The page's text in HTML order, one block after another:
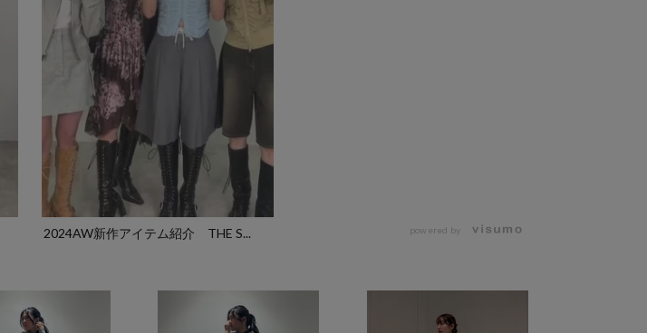
2024AW新作アイテム紹介 THE S... powered by